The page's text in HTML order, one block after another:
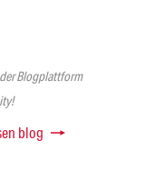
Blogplattform
blog